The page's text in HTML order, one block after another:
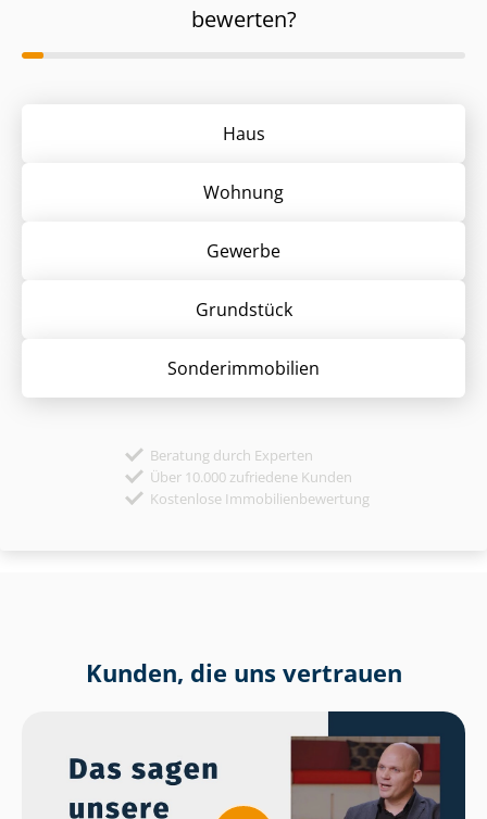
bewerten?
Haus
Wohnung
Gewerbe
Grund­stück
Sonder­immobilien
Beratung durch Experten
Über 10.000 zufriedene Kunden
Kostenlose Immobilienbewertung
Kunden, die uns vertrauen